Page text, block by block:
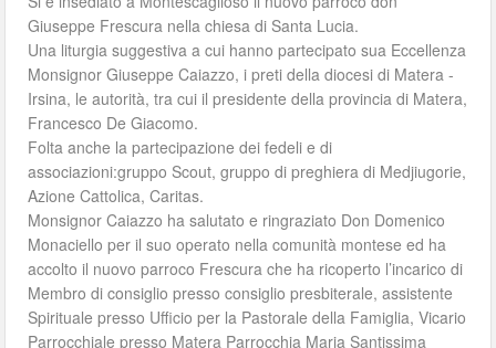
Giuseppe Frescura nella chiesa di Santa Lucia.
Una liturgia suggestiva a cui hanno partecipato sua Eccellenza
Monsignor Giuseppe Caiazzo, i preti della diocesi di Matera -
Irsina, le autorità, tra cui il presidente della provincia di Matera,
Francesco De Giacomo.
Folta anche la partecipazione dei fedeli e di
associazioni:gruppo Scout, gruppo di preghiera di Medjiugorie,
Azione Cattolica, Caritas.
Monsignor Caiazzo ha salutato e ringraziato Don Domenico
Monaciello per il suo operato nella comunità montese ed ha
accolto il nuovo parroco Frescura che ha ricoperto l’incarico di
Membro di consiglio presso consiglio presbiterale, assistente
Spirituale presso Ufficio per la Pastorale della Famiglia, Vicario
Parrocchiale presso Matera Parrocchia Maria Santissima